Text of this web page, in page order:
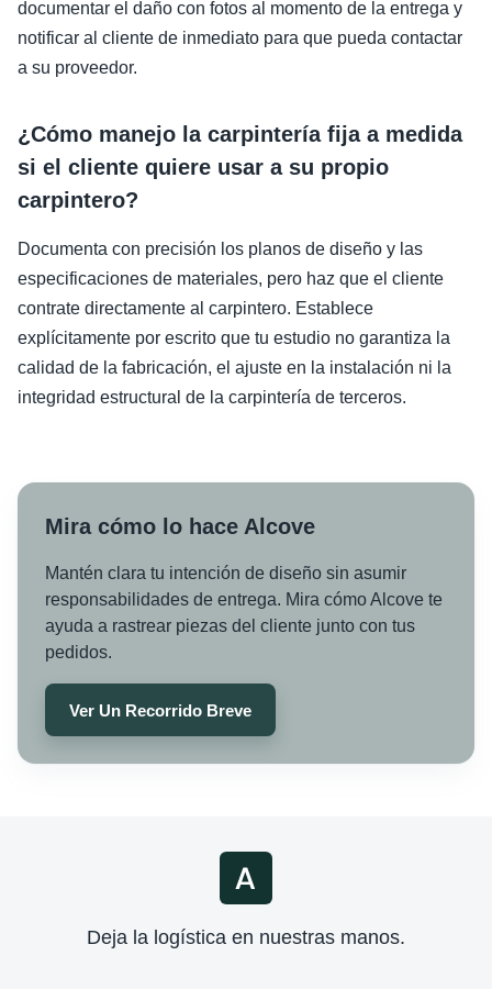
documentar el daño con fotos al momento de la entrega y
notificar al cliente de inmediato para que pueda contactar
a su proveedor.
¿Cómo manejo la carpintería fija a medida
si el cliente quiere usar a su propio
carpintero?
Documenta con precisión los planos de diseño y las
especificaciones de materiales, pero haz que el cliente
contrate directamente al carpintero. Establece
explícitamente por escrito que tu estudio no garantiza la
calidad de la fabricación, el ajuste en la instalación ni la
integridad estructural de la carpintería de terceros.
Mira cómo lo hace Alcove
Mantén clara tu intención de diseño sin asumir
responsabilidades de entrega. Mira cómo Alcove te
ayuda a rastrear piezas del cliente junto con tus
pedidos.
Ver Un Recorrido Breve
Deja la logística en nuestras manos.